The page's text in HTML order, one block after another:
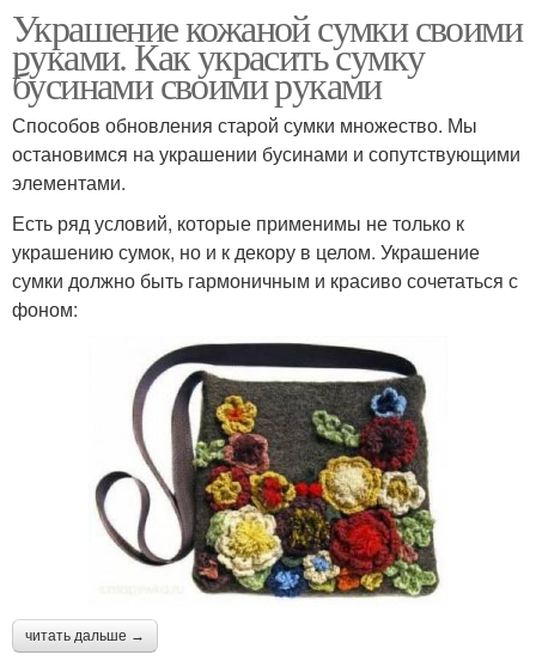
Украшение кожаной сумки своими
руками. Как украсить сумку
бусинами своими руками
Способов обновления старой сумки множество. Мы
остановимся на украшении бусинами и сопутствующими
элементами.
Есть ряд условий, которые применимы не только к
украшению сумок, но и к декору в целом. Украшение
сумки должно быть гармоничным и красиво сочетаться с
фоном:
читать дальше →